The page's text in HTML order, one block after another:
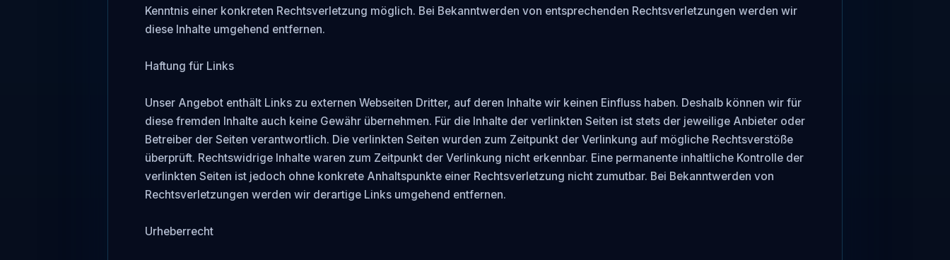
Kenntnis einer konkreten Rechtsverletzung möglich. Bei Bekanntwerden von entsprechenden Rechtsverletzungen werden wir
diese Inhalte umgehend entfernen.
Haftung für Links
Unser Angebot enthält Links zu externen Webseiten Dritter, auf deren Inhalte wir keinen Einfluss haben. Deshalb können wir für
diese fremden Inhalte auch keine Gewähr übernehmen. Für die Inhalte der verlinkten Seiten ist stets der jeweilige Anbieter oder
Betreiber der Seiten verantwortlich. Die verlinkten Seiten wurden zum Zeitpunkt der Verlinkung auf mögliche Rechtsverstöße
überprüft. Rechtswidrige Inhalte waren zum Zeitpunkt der Verlinkung nicht erkennbar. Eine permanente inhaltliche Kontrolle der
verlinkten Seiten ist jedoch ohne konkrete Anhaltspunkte einer Rechtsverletzung nicht zumutbar. Bei Bekanntwerden von
Rechtsverletzungen werden wir derartige Links umgehend entfernen.
Urheberrecht